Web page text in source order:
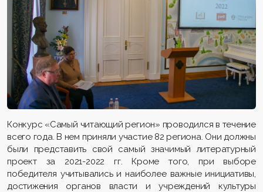
Конкурс «Самый читающий регион» проводился в течение
всего года. В нем приняли участие 82 региона. Они должны
были представить свой самый значимый литературный
проект за 2021-2022 гг. Кроме того, при выборе
победителя учитывались и наиболее важные инициативы,
достижения органов власти и учреждений культуры